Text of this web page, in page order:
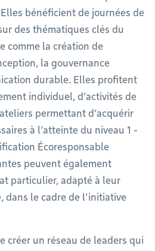
bénéficient de journées de
des thématiques clés du
comme la création de
la gouvernance
durable. Elles profitent
individuel, d’activités de
permettant d’acquérir
à l’atteinte du niveau 1 -
Écoresponsable
peuvent également
particulier, adapté à leur
dans le cadre de l’initiative
créer un réseau de leaders qui